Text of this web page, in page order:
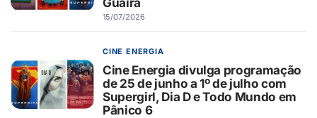
15/07/2026
CINE ENERGIA
Cine Energia divulga programação
de 25 de junho a 1º de julho com
Supergirl, Dia D e Todo Mundo em
Pânico 6